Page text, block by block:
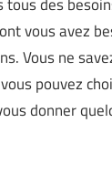
vous avez
Vous ne
pouvez
donner